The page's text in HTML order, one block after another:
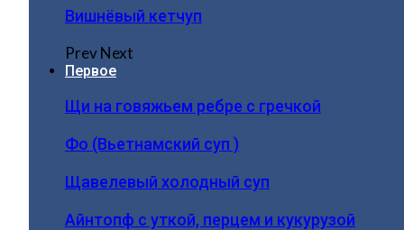
Вишнёвый кетчуп
PrevNext
Первое
Щи на говяжьем ребре с гречкой
Фо (Вьетнамский суп )
Щавелевый холодный суп
Айнтопф с уткой, перцем и кукурузой